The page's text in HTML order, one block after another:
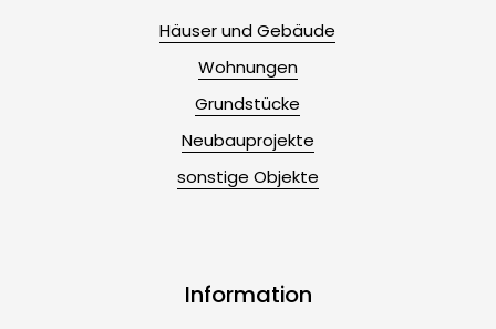
Häuser und Gebäude
Wohnungen
Grundstücke
Neubauprojekte
sonstige Objekte
Information